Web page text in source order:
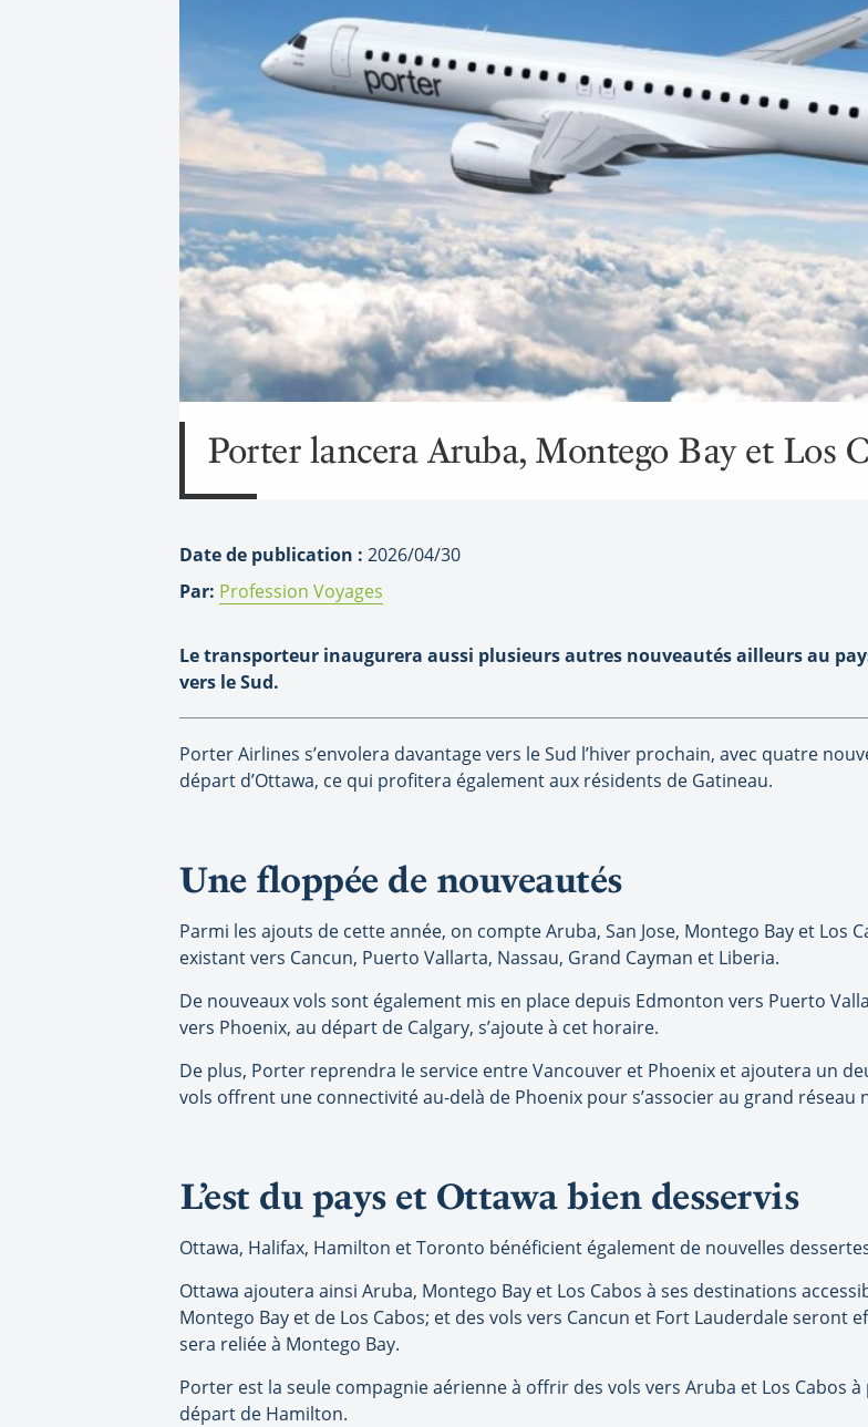
Porter lancera Aruba, Montego Bay et Los
Date de publication : 2026/04/30
Par: Profession Voyages
Le transporteur inaugurera aussi plusieurs autres nouveautés ailleurs au
vers le Sud.
Porter Airlines s’envolera davantage vers le Sud l’hiver prochain, avec quatre
départ d’Ottawa, ce qui profitera également aux résidents de Gatineau.
Une floppée de nouveautés
Parmi les ajouts de cette année, on compte Aruba, San Jose, Montego Bay et Los
existant vers Cancun, Puerto Vallarta, Nassau, Grand Cayman et Liberia.
De nouveaux vols sont également mis en place depuis Edmonton vers Puerto
vers Phoenix, au départ de Calgary, s’ajoute à cet horaire.
De plus, Porter reprendra le service entre Vancouver et Phoenix et ajoutera un
vols offrent une connectivité au-delà de Phoenix pour s’associer au grand réseau
L’est du pays et Ottawa bien desservis
Ottawa, Halifax, Hamilton et Toronto bénéficient également de nouvelles
Ottawa ajoutera ainsi Aruba, Montego Bay et Los Cabos à ses destinations
Montego Bay et de Los Cabos; et des vols vers Cancun et Fort Lauderdale seront
sera reliée à Montego Bay.
Porter est la seule compagnie aérienne à offrir des vols vers Aruba et Los Cabos
départ de Hamilton.